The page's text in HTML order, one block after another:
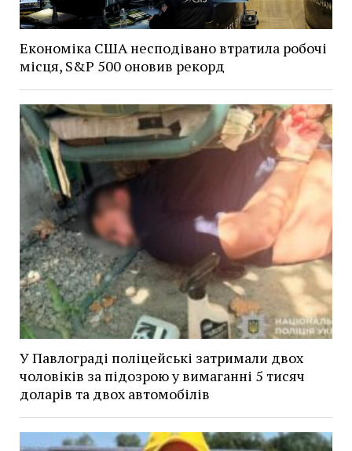
Економіка США несподівано втратила робочі
місця, S&P 500 оновив рекорд
У Павлограді поліцейські затримали двох
чоловіків за підозрою у вимаганні 5 тисяч
доларів та двох автомобілів